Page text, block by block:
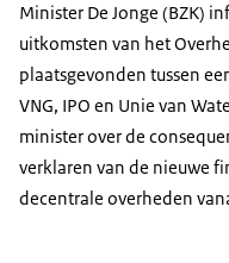
Minister De Jonge (BZK)
uitkomsten van het
plaatsgevonden tussen
VNG, IPO en Unie van
minister over de
verklaren van de nieuwe
decentrale overheden